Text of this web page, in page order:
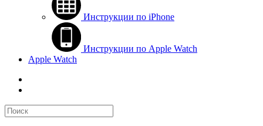
Инструкции по iPhone
Инструкции по Apple Watch
Apple Watch